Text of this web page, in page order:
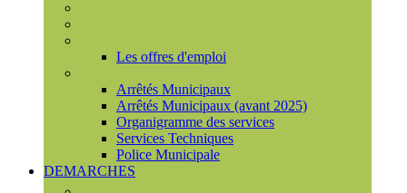
Les offres d'emploi
Arrêtés Municipaux
Arrêtés Municipaux (avant 2025)
Organigramme des services
Services Techniques
Police Municipale
DEMARCHES